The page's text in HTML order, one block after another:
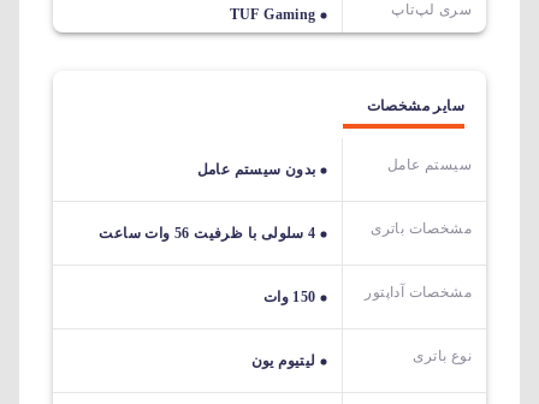
سری لپ‌تاپ TUF Gaming
سایر مشخصات
سیستم عامل بدون سیستم عامل
مشخصات باتری 4 سلولی با ظرفیت 56 وات ساعت
مشخصات آداپتور 150 وات
نوع باتری لیتیوم یون